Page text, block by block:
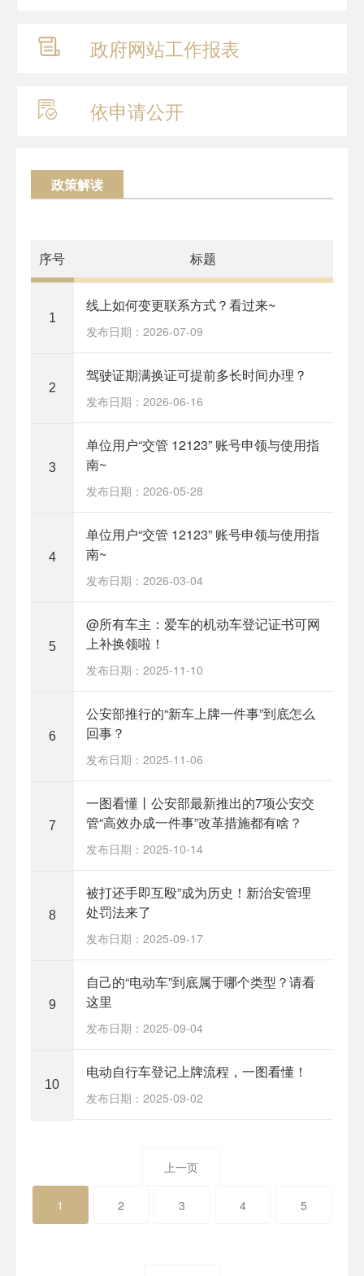
政府网站工作报表
依申请公开
政策解读
序号 标题
1
线上如何变更联系方式？看过来~
发布日期：2026-07-09
2
驾驶证期满换证可提前多长时间办理？
发布日期：2026-06-16
3
单位用户“交管 12123” 账号申领与使用指
南~
发布日期：2026-05-28
4
单位用户“交管 12123” 账号申领与使用指
南~
发布日期：2026-03-04
5
@所有车主：爱车的机动车登记证书可网
上补换领啦！
发布日期：2025-11-10
6
公安部推行的“新车上牌一件事”到底怎么
回事？
发布日期：2025-11-06
7
一图看懂丨公安部最新推出的7项公安交
管“高效办成一件事”改革措施都有啥？
发布日期：2025-10-14
8
被打还手即互殴”成为历史！新治安管理
处罚法来了
发布日期：2025-09-17
9
自己的“电动车”到底属于哪个类型？请看
这里
发布日期：2025-09-04
10
电动自行车登记上牌流程，一图看懂！
发布日期：2025-09-02
上一页
1 2 3 4 5